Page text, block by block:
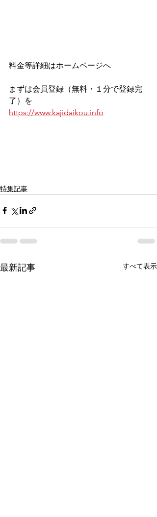
料金等詳細はホームページへ
まずは会員登録（無料・１分で登録完
了）を
https://www.kajidaikou.info
特集記事
最新記事 すべて表示